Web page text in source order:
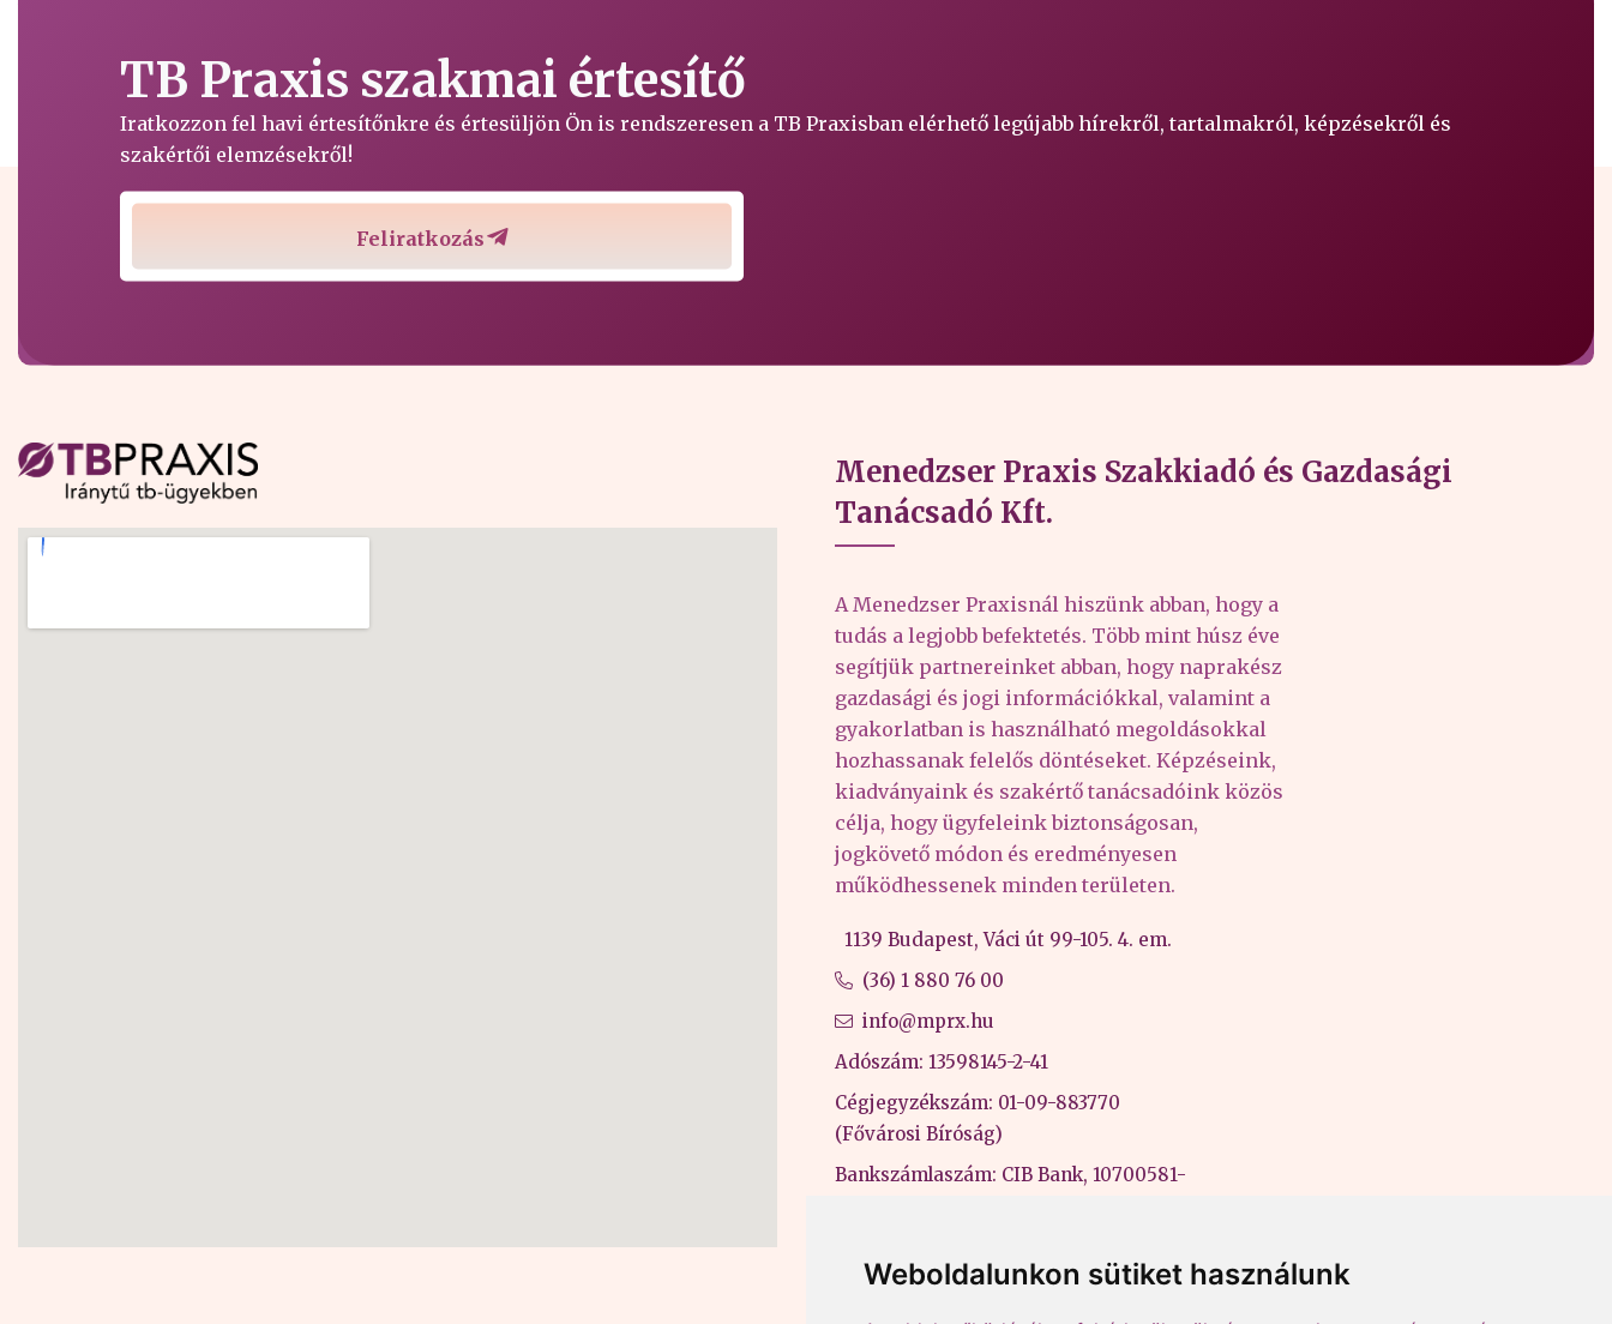
Weboldalunkon sütiket használunk
TB Praxis szakmai értesítő
Iratkozzon fel havi értesítőnkre és értesüljön Ön is rendszeresen a TB Praxisban elérhető legújabb hírekről, tartalmakról, képzésekről és
szakértői elemzésekről!
Feliratkozás
Menedzser Praxis Szakkiadó és Gazdasági
Tanácsadó Kft.
A Menedzser Praxisnál hiszünk abban, hogy a
tudás a legjobb befektetés. Több mint húsz éve
segítjük partnereinket abban, hogy naprakész
gazdasági és jogi információkkal, valamint a
gyakorlatban is használható megoldásokkal
hozhassanak felelős döntéseket. Képzéseink,
kiadványaink és szakértő tanácsadóink közös
célja, hogy ügyfeleink biztonságosan,
jogkövető módon és eredményesen
működhessenek minden területen.
1139 Budapest, Váci út 99-105. 4. em.
(36) 1 880 76 00
info@mprx.hu
Adószám: 13598145-2-41
Cégjegyzékszám: 01-09-883770
(Fővárosi Bíróság)
Bankszámlaszám: CIB Bank, 10700581-
B/2020/000053